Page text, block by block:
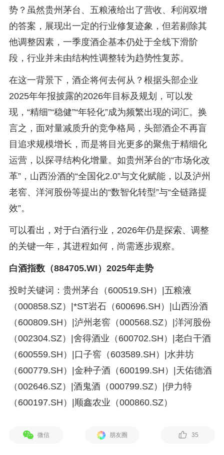
势？虽然贵州茅台、五粮液给出了营收、利润双增
的答案，展现出一定的行业修复迹象，但若剔除其
他调整因素，一季度酒企基本仍处于全线下滑阶
段，行业并未由结构性调整转为趋势性复苏。
在这一背景下，酒企将何去何从？根据头部企业
2025年年报披露的2026年目标及规划，可以发
现，“精细”“稳健”“年轻化”成为频繁出现的词汇。换
言之，面对量减质升的竞争格局，头部酒企不再盲
目追求规模增长，而是将目光更多的聚焦于精细化
运营，以探寻结构化增量。如贵州茅台的“市场化改
革”，山西汾酒的“全国化2.0”与文化赋能，以及泸州
老窖、洋河股份等提出的“数智化转型”与“全链路提
效”。
可以看出，对于白酒行业，2026年仍是探索、调整
的关键一年，其进程如何，尚需逐步观察。
白酒指数（884705.WI）2025年走势
投时关键词：贵州茅台（600519.SH）|五粮液
（000858.SZ）|*ST岩石（600696.SH）|山西汾酒
（600809.SH）|泸州老窖（000568.SZ）|洋河股份
（002304.SZ）|舍得酒业（600702.SH）|老白干酒
（600559.SH）|口子窖（603589.SH）|水井坊
（600779.SH）|金种子酒（600199.SH）|天佑德酒
（002646.SZ）|酒鬼酒（000799.SZ）|伊力特
（600197.SH）|顺鑫农业（000860.SZ）
微信 朋友圈 35